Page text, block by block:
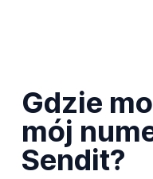
Gdzie
mój
Sendit?